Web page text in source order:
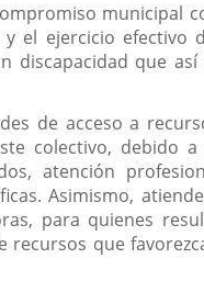
municipal
el ejercicio efectivo
discapacidad que así
de acceso a
colectivo, debido a
atención
Asimismo,
para quienes
recursos que